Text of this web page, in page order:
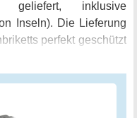
geliefert, inklusive
Inseln). Die Lieferung
perfekt geschützt
dem Weg zu Ihnen
Erfahrung und Qualität